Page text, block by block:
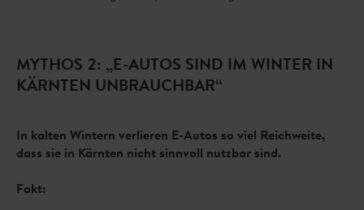
MYTHOS 2: „E-AUTOS SIND IM WINTER IN
KÄRNTEN UNBRAUCHBAR“
In kalten Wintern verlieren E-Autos so viel Reichweite,
dass sie in Kärnten nicht sinnvoll nutzbar sind.
Fakt: